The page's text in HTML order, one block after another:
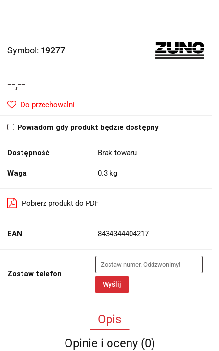
Symbol: 19277
--,--
Do przechowalni
Powiadom gdy produkt będzie dostępny
Dostępność Brak towaru
Waga 0.3 kg
Pobierz produkt do PDF
EAN 8434344404217
Zostaw telefon
Wyślij
Opis
Opinie i oceny (0)